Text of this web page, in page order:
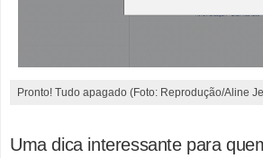
Pronto! Tudo apagado (Foto: Reprodução/Aline
Uma dica interessante para